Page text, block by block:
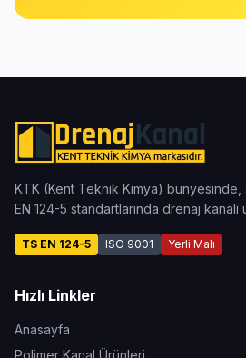
KTK (Kent Teknik Kimya) bünyesinde,
EN 124-5 standartlarında drenaj kanalı
TS EN 124-5 ISO 9001 Yerli Malı
Hızlı Linkler
Anasayfa
Polimer Kanal Ürünleri